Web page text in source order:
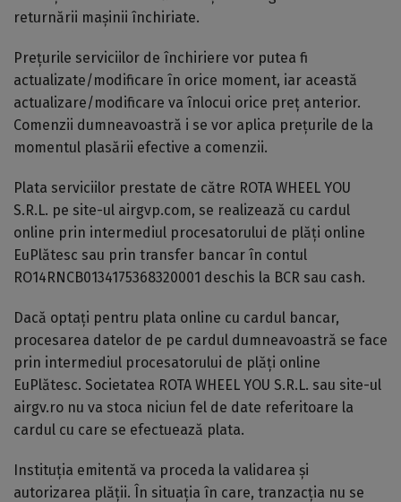
returnării mașinii închiriate.
Prețurile serviciilor de închiriere vor putea fi
actualizate/modificare în orice moment, iar această
actualizare/modificare va înlocui orice preț anterior.
Comenzii dumneavoastră i se vor aplica prețurile de la
momentul plasării efective a comenzii.
Plata serviciilor prestate de către ROTA WHEEL YOU
S.R.L. pe site-ul airgvp.com, se realizează cu cardul
online prin intermediul procesatorului de plăți online
EuPlătesc sau prin transfer bancar în contul
RO14RNCB0134175368320001 deschis la BCR sau cash.
Dacă optați pentru plata online cu cardul bancar,
procesarea datelor de pe cardul dumneavoastră se face
prin intermediul procesatorului de plăți online
EuPlătesc. Societatea ROTA WHEEL YOU S.R.L. sau site-ul
airgv.ro nu va stoca niciun fel de date referitoare la
cardul cu care se efectuează plata.
Instituția emitentă va proceda la validarea și
autorizarea plății. În situația în care, tranzacția nu se